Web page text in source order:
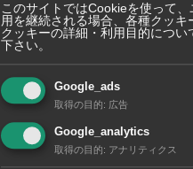
このサイトではCookieを使って
用を継続される場合、各種クッキ
クッキーの詳細・利用目的につい
下さい。
Google_ads
取得の目的: 広告
Google_analytics
取得の目的: アナリティクス